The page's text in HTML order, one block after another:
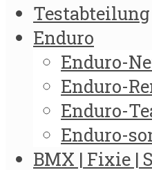
Testabteilung
Enduro
Enduro-
Enduro-
Enduro-
Enduro-
BMX | Fixie |